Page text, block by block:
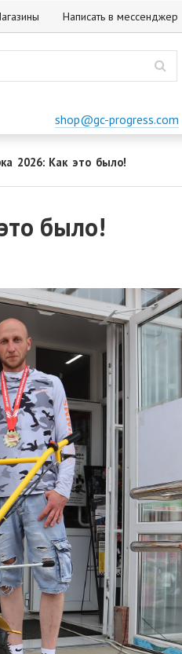
Написать в мессенджер
shop@gc-progress.com
2026: Как это было!
было!